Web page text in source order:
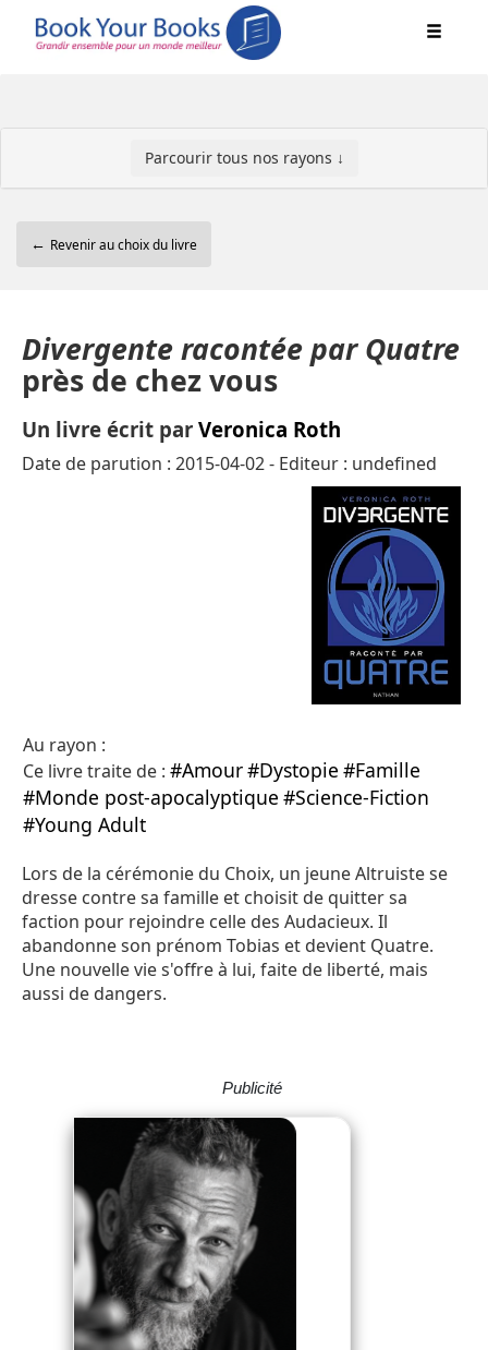
Parcourir tous nos rayons ↓
← Revenir au choix du livre
Divergente racontée par Quatre
près de chez vous
Un livre écrit par Veronica Roth
Date de parution : 2015-04-02 - Editeur : undefined
Au rayon :
Ce livre traite de : #Amour#Dystopie #Famille
#Monde post-apocalyptique #Science-Fiction
#Young Adult
Lors de la cérémonie du Choix, un jeune Altruiste se
dresse contre sa famille et choisit de quitter sa
faction pour rejoindre celle des Audacieux. Il
abandonne son prénom Tobias et devient Quatre.
Une nouvelle vie s'offre à lui, faite de liberté, mais
aussi de dangers.